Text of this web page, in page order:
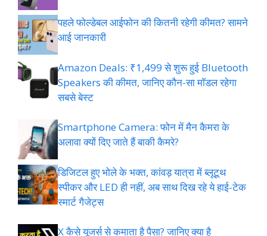
पहले फोल्डेबल आईफोन की कितनी रहेगी कीमत? सामने
आई जानकारी
Amazon Deals: ₹1,499 से शुरू हुई Bluetooth
Speakers की कीमत, जानिए कौन-सा मॉडल रहेगा
सबसे बेस्ट
Smartphone Camera: फोन में मैन कैमरा के
अलावा क्यों दिए जाते हैं बाकी कैमरे?
डिजिटल हुए भोले के भक्त, कांवड़ यात्रा में ब्लूटूथ
स्पीकर और LED ही नहीं, अब साथ दिख रहे ये हाई-टेक
स्मार्ट गैजेट्स
X कैसे यूजर्स से कमाता है पैसा? जानिए क्या है